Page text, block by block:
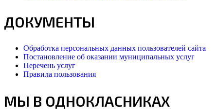
ДОКУМЕНТЫ
Обработка персональных данных пользователей сайта
Постановление об оказании муниципальных услуг
Перечень услуг
Правила пользования
МЫ В ОДНОКЛАСНИКАХ